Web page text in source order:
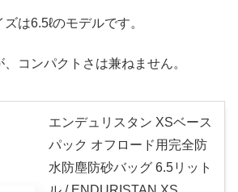
は6.5ℓのモデルです。
コンパクトさは兼ねません。
エンデュリスタン XSベース
パック オフロード用完全防
水防塵防砂バッグ 6.5リット